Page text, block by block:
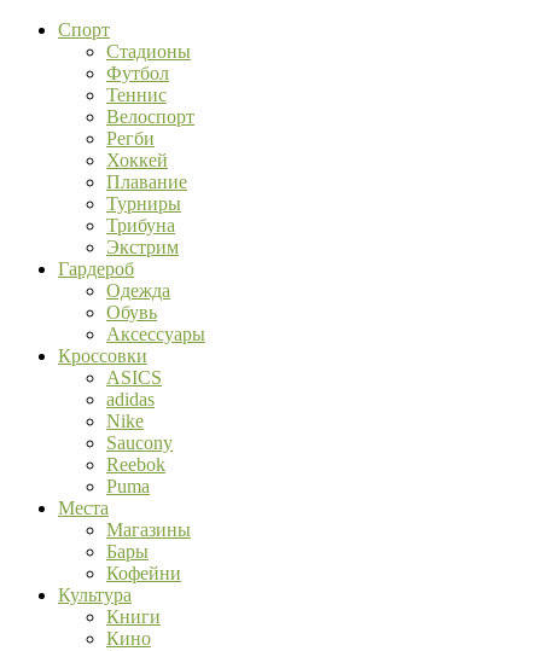
Спорт
Стадионы
Футбол
Теннис
Велоспорт
Регби
Хоккей
Плавание
Турниры
Трибуна
Экстрим
Гардероб
Одежда
Обувь
Аксессуары
Кроссовки
ASICS
adidas
Nike
Saucony
Reebok
Puma
Места
Магазины
Бары
Кофейни
Культура
Книги
Кино